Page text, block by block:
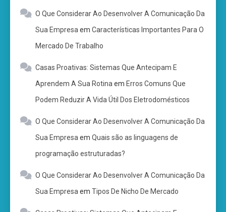
O Que Considerar Ao Desenvolver A Comunicação Da
Sua Empresa em Características Importantes Para O
Mercado De Trabalho
Casas Proativas: Sistemas Que Antecipam E
Aprendem A Sua Rotina em Erros Comuns Que
Podem Reduzir A Vida Útil Dos Eletrodomésticos
O Que Considerar Ao Desenvolver A Comunicação Da
Sua Empresa em Quais são as linguagens de
programação estruturadas?
O Que Considerar Ao Desenvolver A Comunicação Da
Sua Empresa em Tipos De Nicho De Mercado